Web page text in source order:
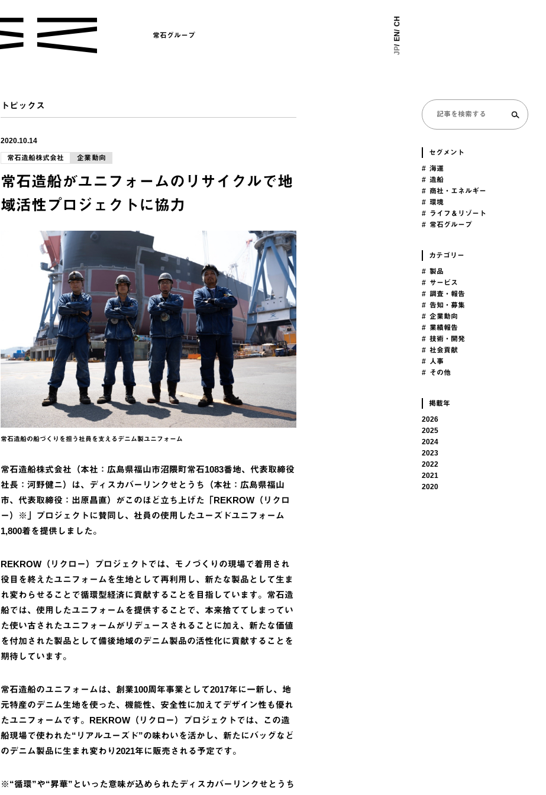
常石グループ
JP
EN
CH
トピックス
2020.10.14
常石造船株式会社 企業動向
常石造船がユニフォームのリサイクルで地
域活性プロジェクトに協力
常石造船の船づくりを担う社員を支えるデニム製ユニフォーム
常石造船株式会社（本社：広島県福山市沼隈町常石1083番地、代表取締役
社長：河野健ニ）は、ディスカバーリンクせとうち（本社：広島県福山
市、代表取締役：出原昌直）がこのほど立ち上げた「REKROW（リクロ
ー）※」プロジェクトに賛同し、社員の使用したユーズドユニフォーム
1,800着を提供しました。
REKROW（リクロー）プロジェクトでは、モノづくりの現場で着用され
役目を終えたユニフォームを生地として再利用し、新たな製品として生ま
れ変わらせることで循環型経済に貢献することを目指しています。常石造
船では、使用したユニフォームを提供することで、本来捨ててしまってい
た使い古されたユニフォームがリデュースされることに加え、新たな価値
を付加された製品として備後地域のデニム製品の活性化に貢献することを
期待しています。
常石造船のユニフォームは、創業100周年事業として2017年に一新し、地
元特産のデニム生地を使った、機能性、安全性に加えてデザイン性も優れ
たユニフォームです。REKROW（リクロー）プロジェクトでは、この造
船現場で使われた“リアルユーズド”の味わいを活かし、新たにバッグなど
のデニム製品に生まれ変わり2021年に販売される予定です。
※“循環”や“昇華”といった意味が込められたディスカバーリンクせとうち
セグメント
# 海運
# 造船
# 商社・エネルギー
# 環境
# ライフ＆リゾート
# 常石グループ
カテゴリー
# 製品
# サービス
# 調査・報告
# 告知・募集
# 企業動向
# 業績報告
# 技術・開発
# 社会貢献
# 人事
# その他
掲載年
2026
2025
2024
2023
2022
2021
2020